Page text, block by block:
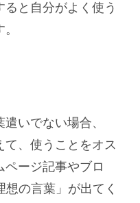
と自分がよく使う
いでない場合、
て、使うことをオス
ページ記事やブロ
想の言葉」が出てく